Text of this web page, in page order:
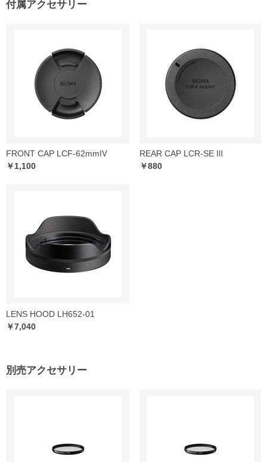
付属アクセサリー
FRONT CAP LCF-62mmⅣ
￥1,100
REAR CAP LCR-SE Ⅲ
￥880
LENS HOOD LH652-01
￥7,040
別売アクセサリー